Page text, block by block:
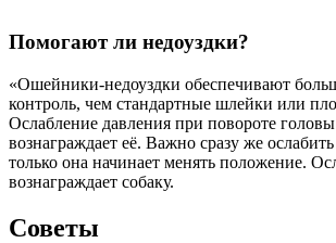
Помогают ли недоуздки?
«Ошейники-недоуздки обеспечивают
контроль, чем стандартные шлейки или
Ослабление давления при повороте
вознаграждает её. Важно сразу же
только она начинает менять положение.
вознаграждает собаку.
Советы